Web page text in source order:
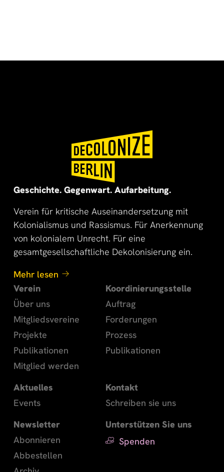
🌍
🌞
Geschichte. Gegenwart. Aufarbeitung.
Verein für kritische Auseinandersetzung mit
Kolonialismus und Rassismus. Für Anerkennung
von kolonialem Unrecht. Für eine
gesamtgesellschaftliche Dekolonisierung ein.
Mehr lesen
Verein
Über uns
Mitgliedsvereine
Projekte
Publikationen
Mitglied werden
Koordinierungsstelle
Auftrag
Forderungen
Prozess
Publikationen
Aktuelles
Events
Kontakt
Schreiben sie uns
Newsletter
Abonnieren
Abbestellen
Unterstützen Sie uns
Spenden